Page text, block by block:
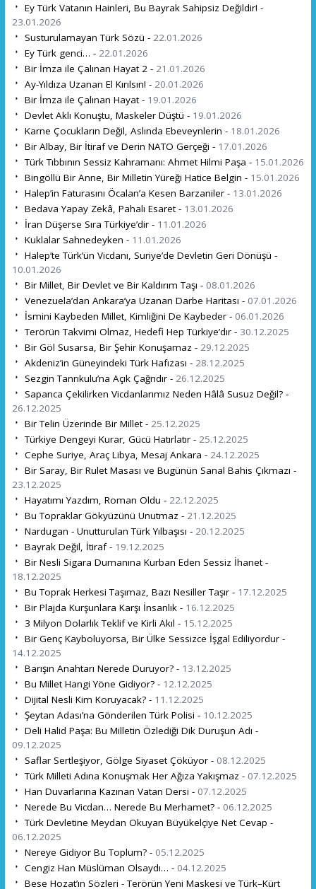
Ey Türk Vatanın Hainleri, Bu Bayrak Sahipsiz Değildir! -
23.01.2026
Susturulamayan Türk Sözü - 22.01.2026
Ey Türk genci… - 22.01.2026
Bir İmza ile Çalınan Hayat 2 - 21.01.2026
Ay-Yıldıza Uzanan El Kırılsın! - 20.01.2026
Bir İmza ile Çalınan Hayat - 19.01.2026
Devlet Aklı Konuştu, Maskeler Düştü - 19.01.2026
Karne Çocukların Değil, Aslında Ebeveynlerin - 18.01.2026
Bir Albay, Bir İtiraf ve Derin NATO Gerçeği - 17.01.2026
Türk Tıbbının Sessiz Kahramanı: Ahmet Hilmi Paşa - 15.01.2026
Bingöllü Bir Anne, Bir Milletin Yüreği Hatice Belgin - 15.01.2026
Halep’in Faturasını Öcalan’a Kesen Barzaniler - 13.01.2026
Bedava Yapay Zekâ, Pahalı Esaret - 13.01.2026
İran Düşerse Sıra Türkiye’dir - 11.01.2026
Kuklalar Sahnedeyken - 11.01.2026
Halep’te Türk’ün Vicdanı, Suriye’de Devletin Geri Dönüşü -
10.01.2026
Bir Millet, Bir Devlet ve Bir Kaldırım Taşı - 08.01.2026
Venezuela’dan Ankara’ya Uzanan Darbe Haritası - 07.01.2026
İsmini Kaybeden Millet, Kimliğini De Kaybeder - 06.01.2026
Terörün Takvimi Olmaz, Hedefi Hep Türkiye’dır - 30.12.2025
Bir Göl Susarsa, Bir Şehir Konuşamaz - 29.12.2025
Akdeniz’in Güneyindeki Türk Hafızası - 28.12.2025
Sezgin Tanrıkulu’na Açık Çağrıdır - 26.12.2025
Sapanca Çekilirken Vicdanlarımız Neden Hâlâ Susuz Değil? -
26.12.2025
Bir Telin Üzerinde Bir Millet - 25.12.2025
Türkiye Dengeyi Kurar, Gücü Hatırlatır - 25.12.2025
Cephe Suriye, Araç Libya, Mesaj Ankara - 24.12.2025
Bir Saray, Bir Rulet Masası ve Bugünün Sanal Bahis Çıkmazı -
23.12.2025
Hayatımı Yazdım, Roman Oldu - 22.12.2025
Bu Topraklar Gökyüzünü Unutmaz - 21.12.2025
Nardugan - Unutturulan Türk Yılbaşısı - 20.12.2025
Bayrak Değil, İtiraf - 19.12.2025
Bir Nesli Sigara Dumanına Kurban Eden Sessiz İhanet -
18.12.2025
Bu Toprak Herkesi Taşımaz, Bazı Nesiller Taşır - 17.12.2025
Bir Plajda Kurşunlara Karşı İnsanlık - 16.12.2025
3 Milyon Dolarlık Teklif ve Kirli Akıl - 15.12.2025
Bir Genç Kayboluyorsa, Bir Ülke Sessizce İşgal Ediliyordur -
14.12.2025
Barışın Anahtarı Nerede Duruyor? - 13.12.2025
Bu Millet Hangi Yöne Gidiyor? - 12.12.2025
Dijital Nesli Kim Koruyacak? - 11.12.2025
Şeytan Adası’na Gönderilen Türk Polisi - 10.12.2025
Deli Halid Paşa: Bu Milletin Özlediği Dik Duruşun Adı -
09.12.2025
Saflar Sertleşiyor, Gölge Siyaset Çöküyor - 08.12.2025
Türk Milleti Adına Konuşmak Her Ağıza Yakışmaz - 07.12.2025
Han Duvarlarına Kazınan Vatan Dersi - 07.12.2025
Nerede Bu Vicdan… Nerede Bu Merhamet? - 06.12.2025
Türk Devletine Meydan Okuyan Büyükelçiye Net Cevap -
06.12.2025
Nereye Gidiyor Bu Toplum? - 05.12.2025
Cengiz Han Müslüman Olsaydı… - 04.12.2025
Bese Hozat’ın Sözleri - Terörün Yeni Maskesi ve Türk–Kürt